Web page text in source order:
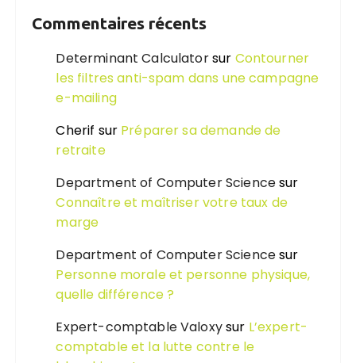
Commentaires récents
Determinant Calculatorsur Contourner
les filtres anti-spam dans une campagne
e-mailing
Cherif sur Préparer sa demande de
retraite
Department of Computer Sciencesur
Connaître et maîtriser votre taux de
marge
Department of Computer Sciencesur
Personne morale et personne physique,
quelle différence ?
Expert-comptable Valoxysur L’expert-
comptable et la lutte contre le